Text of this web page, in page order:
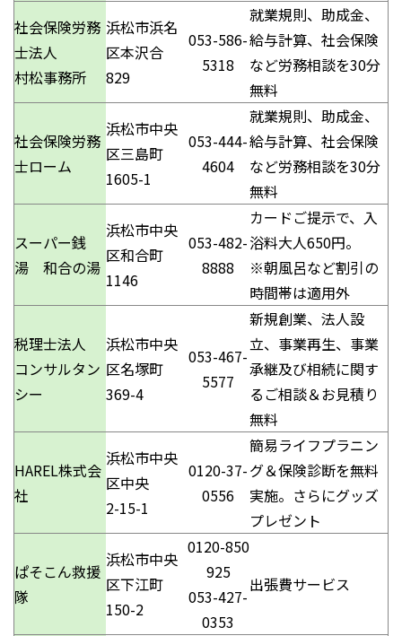
社会保険労務
士法人
村松事務所
浜松市浜名
区本沢合
829
053-586-
5318
就業規則、助成金、
給与計算、社会保険
など労務相談を30分
無料
社会保険労務
士ローム
浜松市中央
区三島町
1605-1
053-444-
4604
就業規則、助成金、
給与計算、社会保険
など労務相談を30分
無料
スーパー銭
湯 和合の湯
浜松市中央
区和合町
1146
053-482-
8888
カードご提示で、入
浴料大人650円。
※朝風呂など割引の
時間帯は適用外
税理士法人
コンサルタン
シー
浜松市中央
区名塚町
369-4
053-467-
5577
新規創業、法人設
立、事業再生、事業
承継及び相続に関す
るご相談＆お見積り
無料
HAREL株式会
社
浜松市中央
区中央
2-15-1
0120-37-
0556
簡易ライフプラニン
グ＆保険診断を無料
実施。さらにグッズ
プレゼント
ぱそこん救援
隊
浜松市中央
区下江町
150-2
0120-850
925
053-427-
0353
出張費サービス